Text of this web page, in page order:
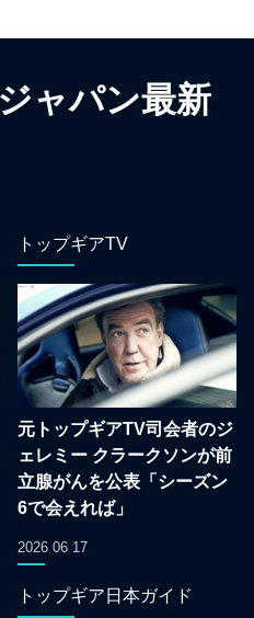
ャパン最新
トップギアTV
元トップギアTV司会者のジ
ェレミー クラークソンが前
立腺がんを公表「シーズン
6で会えれば」
2026 06 17
トップギア日本ガイド